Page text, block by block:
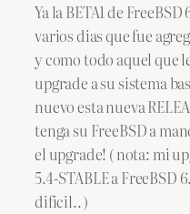
Ya la BETA1 de
varios dias que fue
y como todo aquel que
upgrade a su sistema
nuevo esta nueva
tenga su FreeBSD a
el upgrade! ( nota: mi
5.4-STABLE a FreeBSD
dificil.. )